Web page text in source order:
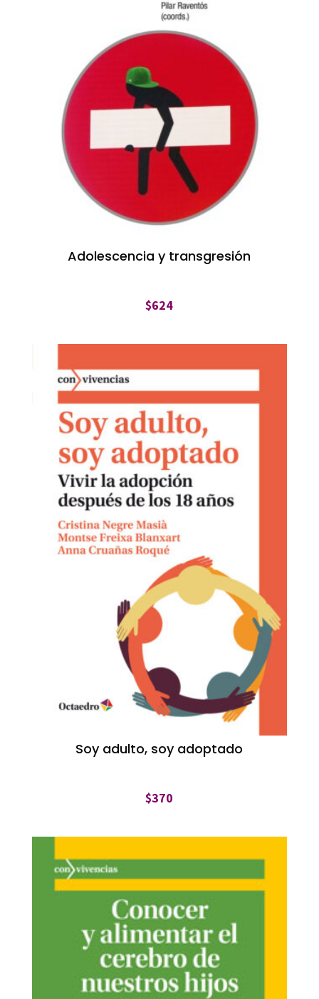
Adolescencia y transgresión
$624
Soy adulto, soy adoptado
$370